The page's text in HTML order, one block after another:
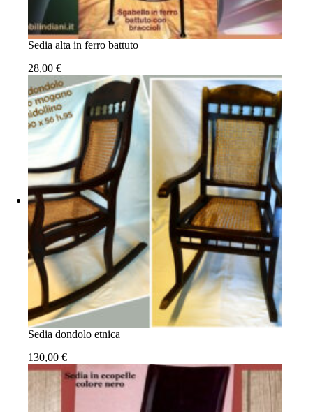
Sedia alta in ferro battuto
28,00 €
Sedia dondolo etnica
130,00 €